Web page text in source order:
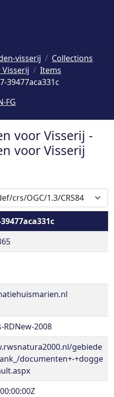
visserij
Collections
Items
39477aca331c
FG
voor Visserij -
voor Visserij
2008
gebiede
documenten+-+dogge